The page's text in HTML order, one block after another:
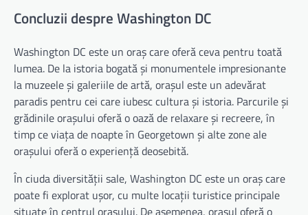
Concluzii despre Washington DC
Washington DC este un oraș care oferă ceva pentru toată
lumea. De la istoria bogată și monumentele impresionante
la muzeele și galeriile de artă, orașul este un adevărat
paradis pentru cei care iubesc cultura și istoria. Parcurile și
grădinile orașului oferă o oază de relaxare și recreere, în
timp ce viața de noapte în Georgetown și alte zone ale
orașului oferă o experiență deosebită.
În ciuda diversității sale, Washington DC este un oraș care
poate fi explorat ușor, cu multe locații turistice principale
situate în centrul orașului. De asemenea, orașul oferă o